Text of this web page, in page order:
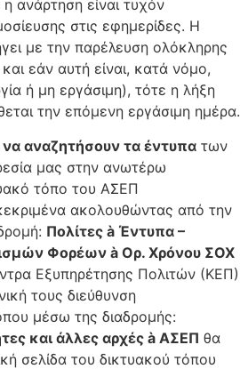
ανάρτηση είναι τυχόν
στις εφημερίδες. Η
με την παρέλευση ολόκληρης
εάν αυτή είναι, κατά νόμο,
ή μη εργάσιμη), τότε η λήξη
την επόμενη εργάσιμη ημέρα.
αναζητήσουν τα έντυπα των
μας στην ανωτέρω
τόπο του ΑΣΕΠ
ακολουθώντας από την
Πολίτες à Έντυπα –
Φορέων à Ορ. Χρόνου ΣΟΧ
Εξυπηρέτησης Πολιτών (ΚΕΠ)
τους διεύθυνση
μέσω της διαδρομής:
και άλλες αρχές à ΑΣΕΠ θα
σελίδα του δικτυακού τόπου